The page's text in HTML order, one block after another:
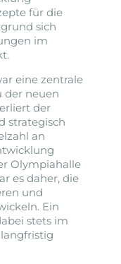
für die
sich
im
eine zentrale
der neuen
der
strategisch
an
Olympiahalle
es daher, die
und
Ein
stets im